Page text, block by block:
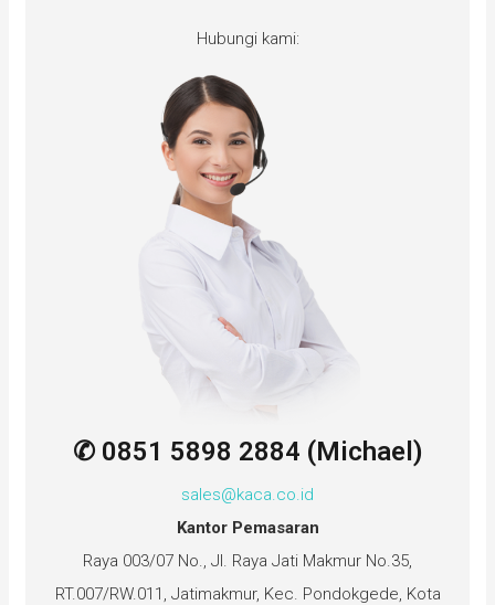
Hubungi kami:
✆ 0851 5898 2884 (Michael)
sales@kaca.co.id
Kantor Pemasaran
Raya 003/07 No., Jl. Raya Jati Makmur No.35,
RT.007/RW.011, Jatimakmur, Kec. Pondokgede, Kota